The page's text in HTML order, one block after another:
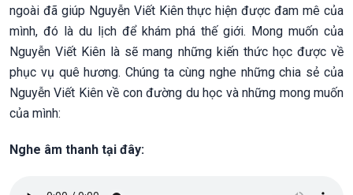
ngoài đã giúp Nguyễn Viết Kiên thực hiện được đam mê của
mình, đó là du lịch để khám phá thế giới. Mong muốn của
Nguyễn Viết Kiên là sẽ mang những kiến thức học được về
phục vụ quê hương. Chúng ta cùng nghe những chia sẻ của
Nguyễn Viết Kiên về con đường du học và những mong muốn
của mình:
Nghe âm thanh tại đây: